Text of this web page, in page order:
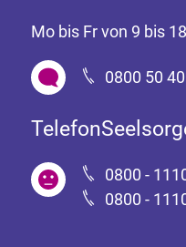
Mo bis Fr von 9 bis
0800 50
0800 -
0800 -